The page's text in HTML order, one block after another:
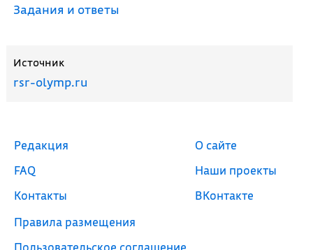
Задания и ответы
Источник
rsr-olymp.ru
Редакция
FAQ
Контакты
Правила размещения
Пользовательское соглашение
О сайте
Наши проекты
ВКонтакте